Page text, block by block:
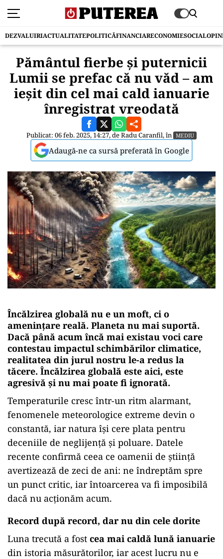
DEZVALUIRIACTUALITATEPOLITICĂFINANCIARECONOMIESOCIAL
Pământul fierbe și puternicii
Lumii se prefac că nu văd – am
ieșit din cel mai cald ianuarie
înregistrat vreodată
Publicat: 06 feb. 2025, 14:27, deRadu Caranfil, în MEDIU
Adaugă-ne ca sursă preferată în Google
Încălzirea globală nu e un moft, ci o
amenințare reală. Planeta nu mai suportă.
Dacă până acum încă mai existau voci care
contestau impactul schimbărilor climatice,
realitatea din jurul nostru le-a redus la
tăcere. Încălzirea globală este aici, este
agresivă și nu mai poate fi ignorată.
Temperaturile cresc într-un ritm alarmant,
fenomenele meteorologice extreme devin o
constantă, iar natura își cere plata pentru
deceniile de neglijență și poluare. Datele
recente confirmă ceea ce oamenii de știință
avertizează de zeci de ani: ne îndreptăm spre
un punct critic, iar întoarcerea va fi imposibilă
dacă nu acționăm acum.
Record după record, dar nu din cele dorite
Luna trecută a fost cea mai caldă lună ianuarie
din istoria măsurătorilor, iar acest lucru nu e